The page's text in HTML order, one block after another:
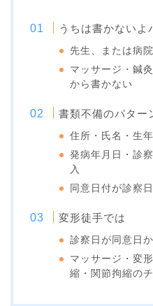
うちは書かないよ
先生、または病
マッサージ・鍼
から書かない
書類不備のパター
住所・氏名・生
発病年月日・診
入
同意日付が診察
変形徒手では
診察日が同意日
マッサージ・変
縮・関節拘縮の